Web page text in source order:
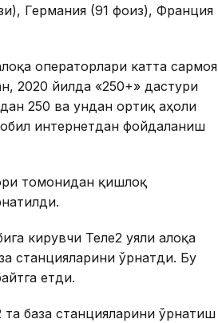
Германия (91 фоиз), Франция
операторлари катта сармоя
2020 йилда «250+» дастури
250 ва ундан ортиқ аҳоли
интернетдан фойдаланиш
томонидан қишлоқ
кирувчи Теле2 уяли алоқа
станцияларини ўрнатди. Бу
етди.
та база станцияларини ўрнатиш